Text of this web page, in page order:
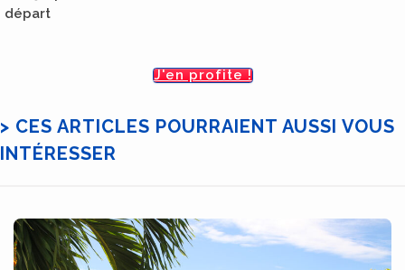
départ
J'en profite !
> CES ARTICLES POURRAIENT AUSSI VOUS
INTÉRESSER